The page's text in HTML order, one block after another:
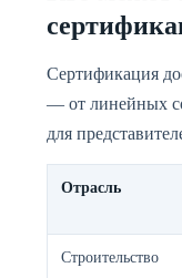
Сертификация
— от линейных
для
Отрасль
Строительство